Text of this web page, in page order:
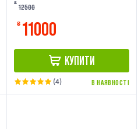
₴ 12500
₴ 11000
КУПИТИ
В НАЯВНОСТІ
(4)